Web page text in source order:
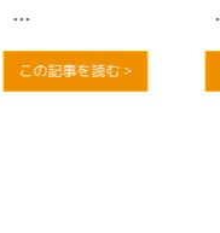
この記事を読む >